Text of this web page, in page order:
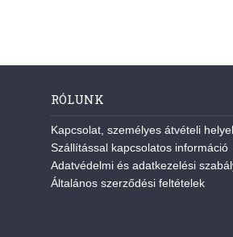
RÓLUNK
Kapcsolat, személyes átvételi
Szállítással kapcsolatos információ
Adatvédelmi és adatkezelési
Általános szerződési feltételek